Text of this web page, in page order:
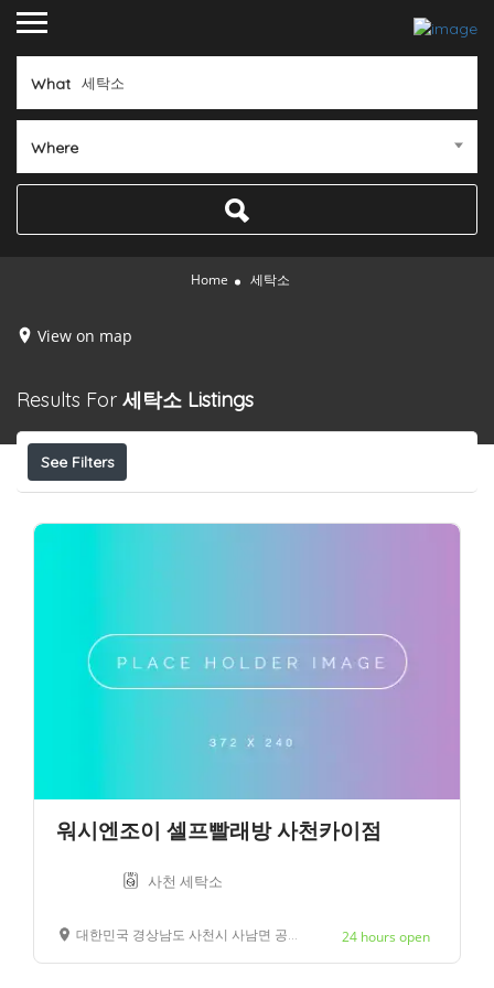
What
Where
Home 세탁소
View on map
Results For 세탁소 Listings
See Filters
워시엔조이 셀프빨래방 사천카이점
사천 세탁소
대한민국 경상남도 사천시 사남면 공단1로 78 24 hours open